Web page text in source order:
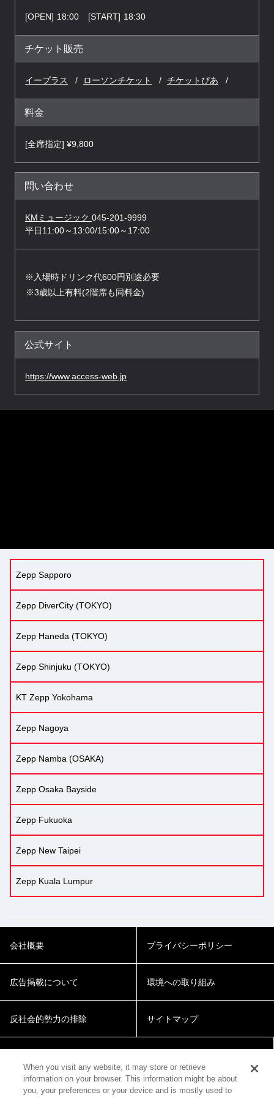
[OPEN] 18:00 [START] 18:30
チケット販売
イープラス ローソンチケット チケットぴあ
料金
[全席指定] ¥9,800
問い合わせ
KMミュージック 045-201-9999
平日11:00～13:00/15:00～17:00
※入場時ドリンク代600円別途必要
※3歳以上有料(2階席も同料金)
公式サイト
https://www.access-web.jp
Zepp Sapporo
Zepp DiverCity (TOKYO)
Zepp Haneda (TOKYO)
Zepp Shinjuku (TOKYO)
KT Zepp Yokohama
Zepp Nagoya
Zepp Namba (OSAKA)
Zepp Osaka Bayside
Zepp Fukuoka
Zepp New Taipei
Zepp Kuala Lumpur
会社概要 プライバシーポリシー
広告掲載について 環境への取り組み
反社会的勢力の排除 サイトマップ
When you visit any website, it may store or retrieve
information on your browser. This information might be about
you, your preferences or your device and is mostly used to